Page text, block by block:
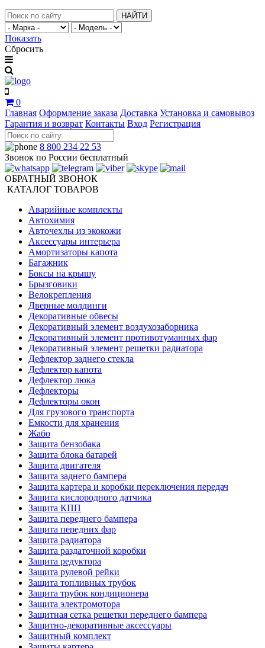
НАЙТИ
Показать
Сбросить
0
Главная Оформление заказа Доставка Установка и самовывоз
Гарантия и возврат Контакты Вход Регистрация
8 800 234 22 53
Звонок по России бесплатный
ОБРАТНЫЙ ЗВОНОК
КАТАЛОГ ТОВАРОВ
Аварийные комплекты
Автохимия
Авточехлы из экокожи
Аксессуары интерьера
Амортизаторы капота
Багажник
Боксы на крышу
Брызговики
Велокрепления
Дверные молдинги
Декоративные обвесы
Декоративный элемент воздухозаборника
Декоративный элемент противотуманных фар
Декоративный элемент решетки радиатора
Дефлектор заднего стекла
Дефлектор капота
Дефлектор люка
Дефлекторы
Дефлекторы окон
Для грузового транспорта
Емкости для хранения
Жабо
Защита бензобака
Защита блока батарей
Защита двигателя
Защита заднего бампера
Защита картера и коробки переключения передач
Защита кислородного датчика
Защита КПП
Защита переднего бампера
Защита передних фар
Защита радиатора
Защита раздаточной коробки
Защита редуктора
Защита рулевой рейки
Защита топливных трубок
Защита трубок кондиционера
Защита электромотора
Защитная сетка решетки переднего бампера
Защитно-декоративные аксессуары
Защитный комплект